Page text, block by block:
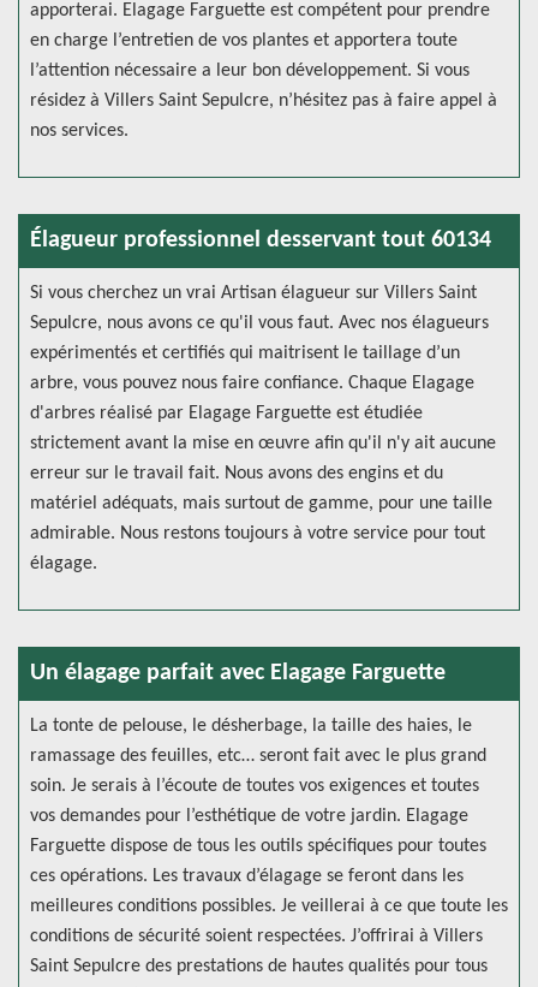
apporterai. Elagage Farguette est compétent pour prendre
en charge l’entretien de vos plantes et apportera toute
l’attention nécessaire a leur bon développement. Si vous
résidez à Villers Saint Sepulcre, n’hésitez pas à faire appel à
nos services.
Élagueur professionnel desservant tout 60134
Si vous cherchez un vrai Artisan élagueur sur Villers Saint
Sepulcre, nous avons ce qu'il vous faut. Avec nos élagueurs
expérimentés et certifiés qui maitrisent le taillage d’un
arbre, vous pouvez nous faire confiance. Chaque Elagage
d'arbres réalisé par Elagage Farguette est étudiée
strictement avant la mise en œuvre afin qu'il n'y ait aucune
erreur sur le travail fait. Nous avons des engins et du
matériel adéquats, mais surtout de gamme, pour une taille
admirable. Nous restons toujours à votre service pour tout
élagage.
Un élagage parfait avec Elagage Farguette
La tonte de pelouse, le désherbage, la taille des haies, le
ramassage des feuilles, etc… seront fait avec le plus grand
soin. Je serais à l’écoute de toutes vos exigences et toutes
vos demandes pour l’esthétique de votre jardin. Elagage
Farguette dispose de tous les outils spécifiques pour toutes
ces opérations. Les travaux d’élagage se feront dans les
meilleures conditions possibles. Je veillerai à ce que toute les
conditions de sécurité soient respectées. J’offrirai à Villers
Saint Sepulcre des prestations de hautes qualités pour tous